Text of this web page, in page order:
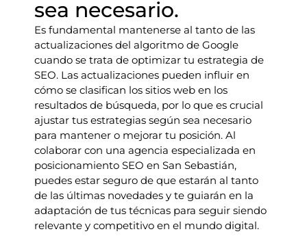
sea necesario.
Es fundamental mantenerse al tanto de las
actualizaciones del algoritmo de Google
cuando se trata de optimizar tu estrategia de
SEO. Las actualizaciones pueden influir en
cómo se clasifican los sitios web en los
resultados de búsqueda, por lo que es crucial
ajustar tus estrategias según sea necesario
para mantener o mejorar tu posición. Al
colaborar con una agencia especializada en
posicionamiento SEO en San Sebastián,
puedes estar seguro de que estarán al tanto
de las últimas novedades y te guiarán en la
adaptación de tus técnicas para seguir siendo
relevante y competitivo en el mundo digital.